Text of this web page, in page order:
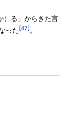
）る」からきた言
った [47] 。